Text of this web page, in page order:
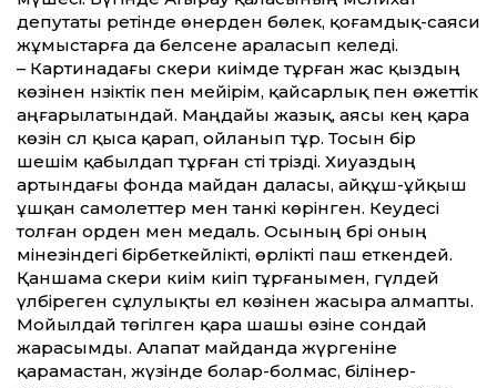
депутаты ретінде өнерден бөлек, қоғамдық-саяси
жұмыстарға да белсене араласып келеді.
– Картинадағы әскери киімде тұрған жас қыздың
көзінен нәзіктік пен мейірім, қайсарлық пен өжет­тік
аңғарылатындай. Маңдайы жазық, аясы кең қара
көзін сәл қыса қарап, ойланып тұр. Тосын бір
шешім қабылдап тұрған сәті тәрізді. Хиуаздың
артындағы фонда майдан даласы, айқұш-ұйқыш
ұшқан самолет­тер мен танкі көрінген. Кеудесі
толған орден мен медаль. Осының бәрі оның
мінезіндегі бірбеткейлікті, өрлікті паш еткендей.
Қаншама әскери киім киіп тұрғанымен, гүлдей
үлбіреген сұлулықты ел көзінен жасыра алмапты.
Мойылдай төгілген қара шашы өзіне сондай
жарасымды. Алапат майданда жүргеніне
қарамастан, жүзінде болар-болмас, білінер-